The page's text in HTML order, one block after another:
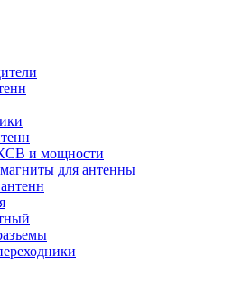
и мощности
для антенны